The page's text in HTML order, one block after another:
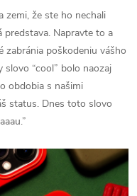
zemi, že ste ho nechali
Napravte to a
zabránia poškodeniu vášho
“cool” bolo naozaj
obdobia s našimi
status. Dnes toto slovo